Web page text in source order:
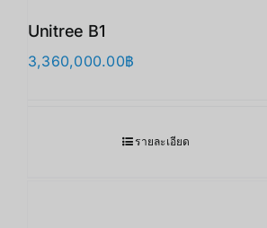
Unitree B1
3,360,000.00฿
รายละเอียด